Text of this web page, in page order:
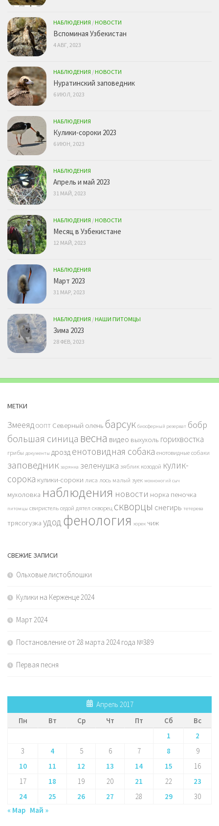
НАБЛЮДЕНИЯ /НОВОСТИ
Вспоминая Узбекистан
4 АВГ, 2023
НАБЛЮДЕНИЯ /НОВОСТИ
Нуратинский заповедник
6 ИЮЛ, 2023
НАБЛЮДЕНИЯ
Кулики-сороки 2023
6 ИЮН, 2023
НАБЛЮДЕНИЯ
Апрель и май 2023
31 МАЙ, 2023
НАБЛЮДЕНИЯ /НОВОСТИ
Месяц в Узбекистане
12 МАЙ, 2023
НАБЛЮДЕНИЯ
Март 2023
31 МАР, 2023
НАБЛЮДЕНИЯ /НАШИ ПИТОМЦЫ
Зима 2023
28 ФЕВ, 2023
МЕТКИ
ЗмееядООПТ Северный олень барсук биосферный резерват бобр
большая синица весна видео выхухоль горихвостка
грибы документы дрозд енотовидная собака енотовидные собаки
заповедник зарянка зеленушка зяблик козодой кулик-
сорока кулики-сороки лиса лось малый зуек мохноногий сыч
мухоловка наблюдения новости норка пеночка
питомцы свиристельседой дятел скворец скворцы снегирь тетерева
трясогузка удод фенология хорек чиж
СВЕЖИЕ ЗАПИСИ
Ольховые листоблошки
Кулики на Керженце 2024
Март 2024
Постановление от 28 марта 2024 года №389
Первая песня
Апрель 2017
Пн
Вт Ср Чт Пт Сб
Вс
1
2
3
4 5 6 7 8
9
10
11 12 13 14 15
16
17
18 19 20 21 22
23
24
25 26 27 28 29
30
« Мар Май »